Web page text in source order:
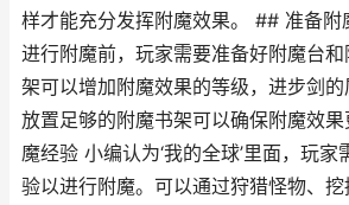
样才能充分发挥附魔效果。 ## 准备附
进行附魔前，玩家需要准备好附魔台
架可以增加附魔效果的等级，进步剑
放置足够的附魔书架可以确保附魔效
魔经验 小编认为‘我的全球’里面，玩
验以进行附魔。可以通过狩猎怪物、